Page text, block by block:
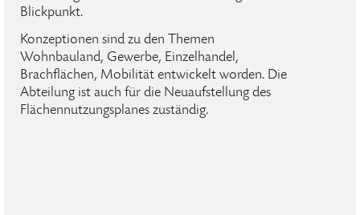
Blickpunkt.
Konzeptionen sind zu den Themen
Wohnbauland, Gewerbe, Einzelhandel,
Brachflächen, Mobilität entwickelt worden. Die
Abteilung ist auch für die Neuaufstellung des
Flächennutzungsplanes zuständig.